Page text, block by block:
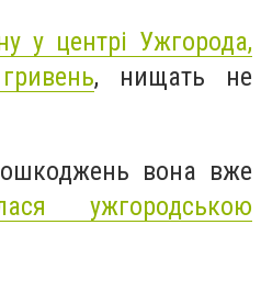
у центрі Ужгорода,
, нищать не
вона вже
ужгородською